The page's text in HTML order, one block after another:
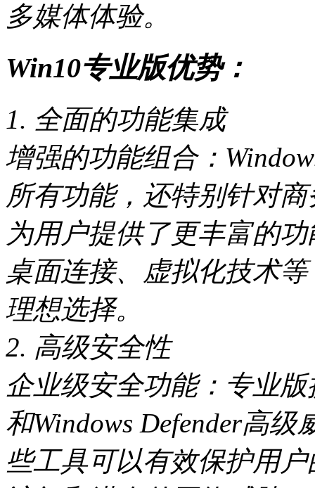
多媒体体验。
Win10专业版优势：
1. 全面的功能集成
增强的功能组合：
所有功能，还特别针对
为用户提供了更丰富的
桌面连接、虚拟化技术
理想选择。
2. 高级安全性
企业级安全功能：专业
和Windows Defender高
些工具可以有效保护用